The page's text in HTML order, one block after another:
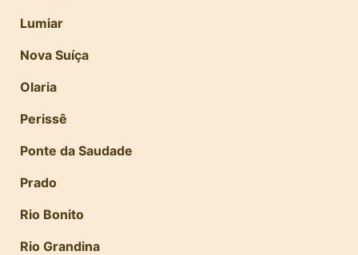
Lumiar
Nova Suíça
Olaria
Perissê
Ponte da Saudade
Prado
Rio Bonito
Rio Grandina